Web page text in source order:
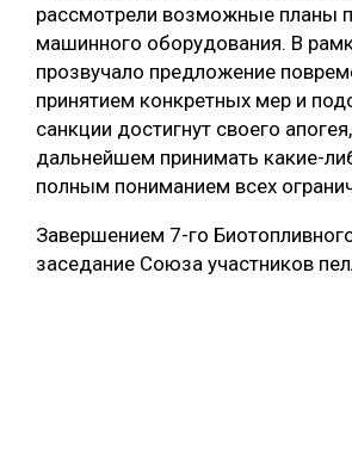
рассмотрели возможные планы
машинного оборудования. В
прозвучало предложение
принятием конкретных мер и
санкции достигнут своего
дальнейшем принимать какие-
полным пониманием всех
Завершением 7-го
заседание Союза участников